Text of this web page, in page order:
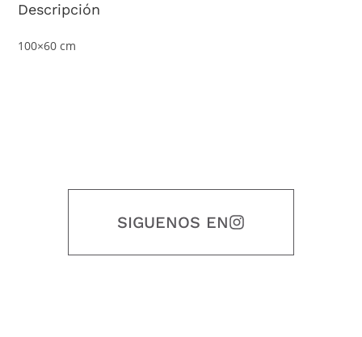
Descripción
100×60 cm
SIGUENOS EN